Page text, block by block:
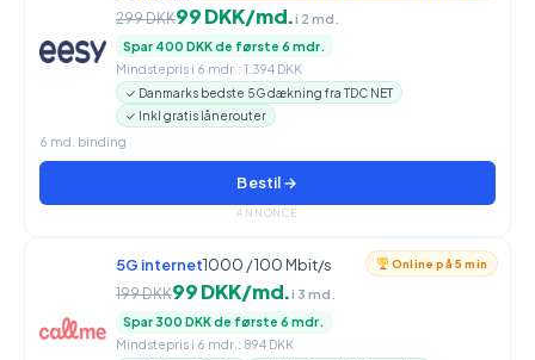
299 DKK99 DKK/md.i 2 md.
Spar 400 DKK de første 6 mdr.
Mindstepris i 6 mdr.: 1.394 DKK
✓ Danmarks bedste 5G dækning fra TDC NET
✓ Inkl gratis lånerouter
6 md. binding
Bestil →
ANNONCE
Online på 5 min
5G internet1000 / 100 Mbit/s
199 DKK99 DKK/md.i 3 md.
Spar 300 DKK de første 6 mdr.
Mindstepris i 6 mdr.: 894 DKK